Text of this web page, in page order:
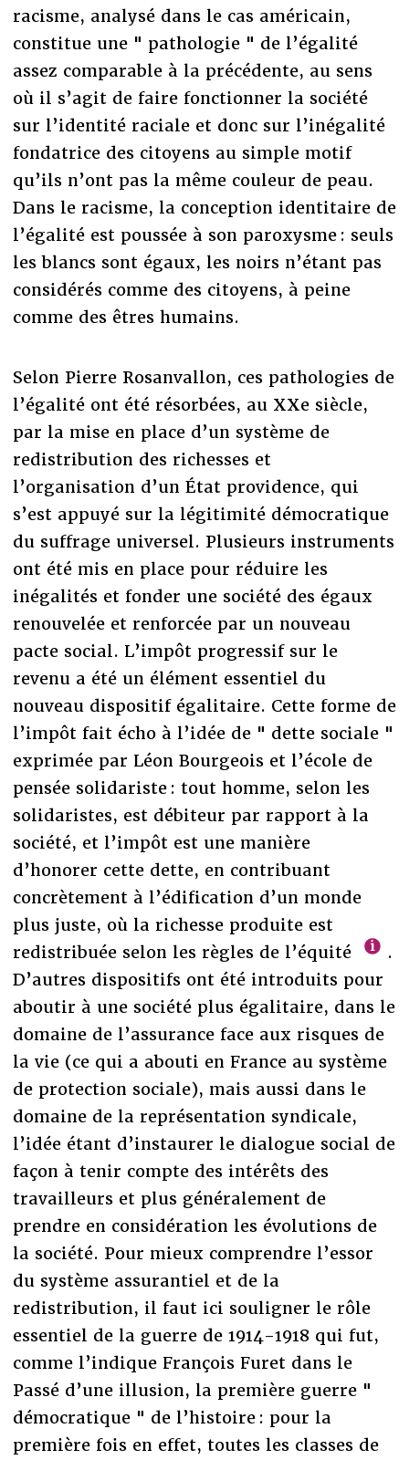
racisme, analysé dans le cas américain,
constitue une " pathologie " de l’égalité
assez comparable à la précédente, au sens
où il s’agit de faire fonctionner la société
sur l’identité raciale et donc sur l’inégalité
fondatrice des citoyens au simple motif
qu’ils n’ont pas la même couleur de peau.
Dans le racisme, la conception identitaire de
l’égalité est poussée à son paroxysme : seuls
les blancs sont égaux, les noirs n’étant pas
considérés comme des citoyens, à peine
comme des êtres humains.
Selon Pierre Rosanvallon, ces pathologies de
l’égalité ont été résorbées, au XXe siècle,
par la mise en place d’un système de
redistribution des richesses et
l’organisation d’un État providence, qui
s’est appuyé sur la légitimité démocratique
du suffrage universel. Plusieurs instruments
ont été mis en place pour réduire les
inégalités et fonder une société des égaux
renouvelée et renforcée par un nouveau
pacte social. L’impôt progressif sur le
revenu a été un élément essentiel du
nouveau dispositif égalitaire. Cette forme de
l’impôt fait écho à l’idée de " dette sociale "
exprimée par Léon Bourgeois et l’école de
pensée solidariste : tout homme, selon les
solidaristes, est débiteur par rapport à la
société, et l’impôt est une manière
d’honorer cette dette, en contribuant
concrètement à l’édification d’un monde
plus juste, où la richesse produite est
redistribuée selon les règles de l’équité
.
D’autres dispositifs ont été introduits pour
aboutir à une société plus égalitaire, dans le
domaine de l’assurance face aux risques de
la vie (ce qui a abouti en France au système
de protection sociale), mais aussi dans le
domaine de la représentation syndicale,
l’idée étant d’instaurer le dialogue social de
façon à tenir compte des intérêts des
travailleurs et plus généralement de
prendre en considération les évolutions de
la société. Pour mieux comprendre l’essor
du système assurantiel et de la
redistribution, il faut ici souligner le rôle
essentiel de la guerre de 1914-1918 qui fut,
comme l’indique François Furet dans le
Passé d’une illusion, la première guerre "
démocratique " de l’histoire : pour la
première fois en effet, toutes les classes de